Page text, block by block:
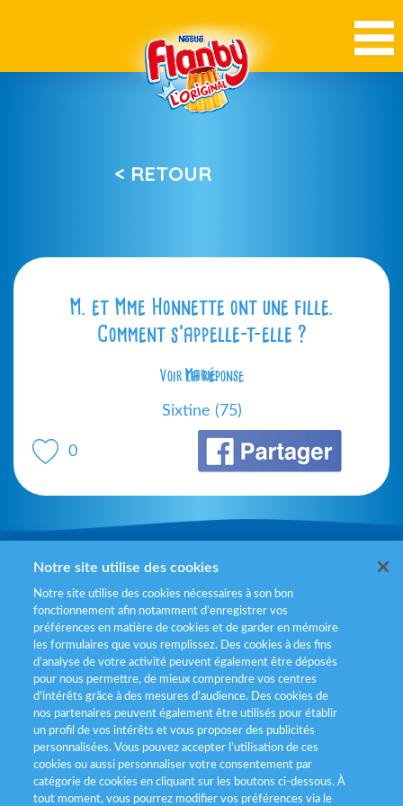
< RETOUR
M. et Mme Honnette ont une fille.
Comment s’appelle-t-elle ?
Voir la réponse
Marie.
0
Sixtine (75)
Mentions légales
Politiques de gestion des cookies
Politique données personnelles
Services consommateurs
Déclaration d’accessibilité
Notre site utilise des cookies
Notre site utilise des cookies nécessaires à son bon
fonctionnement afin notamment d’enregistrer vos
préférences en matière de cookies et de garder en mémoire
les formulaires que vous remplissez. Des cookies à des fins
d’analyse de votre activité peuvent également être déposés
pour nous permettre, de mieux comprendre vos centres
d'intérêts grâce à des mesures d’audience. Des cookies de
nos partenaires peuvent également être utilisés pour établir
un profil de vos intérêts et vous proposer des publicités
personnalisées. Vous pouvez accepter l’utilisation de ces
cookies ou aussi personnaliser votre consentement par
catégorie de cookies en cliquant sur les boutons ci-dessous. À
tout moment, vous pourrez modifier vos préférences via le